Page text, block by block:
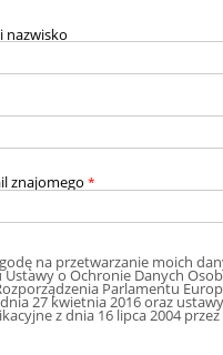
nazwisko
znajomego *
na przetwarzanie moich
o Ochronie Danych
Parlamentu
27 kwietnia 2016 oraz
z dnia 16 lipca 2004 przez Służba Ochrony